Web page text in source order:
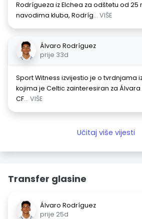
Rodrígueza iz Elchea za odštetu od 25
navodima kluba, Rodríg... VIŠE
Álvaro Rodríguez
prije 33d
Sport Witness izvijestio je o tvrdnjama
kojima je Celtic zainteresiran za Álvara
CF... VIŠE
Učitaj više vijesti
Transfer glasine
Álvaro Rodríguez
prije 25d